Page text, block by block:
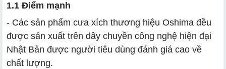
1.1 Điểm mạnh
- Các sản phẩm cưa xích thương hiệu Oshima đều
được sản xuất trên dây chuyền công nghệ hiện đại
Nhật Bản được người tiêu dùng đánh giá cao về
chất lượng.